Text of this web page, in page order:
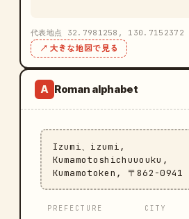
代表地点 32.7981258, 130.7152372
↗ 大きな地図で見る
A Roman alphabet
Izumi、izumi,
Kumamotoshichuuouku,
Kumamotoken, 〒862-0941
PREFECTURE CITY